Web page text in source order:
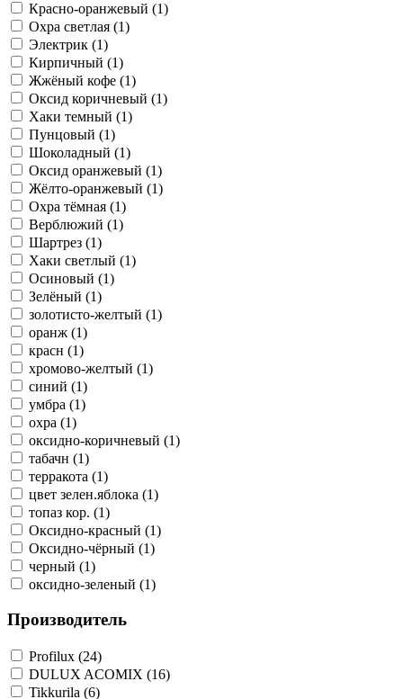
Красно-оранжевый (1)
Охра светлая (1)
Электрик (1)
Кирпичный (1)
Жжёный кофе (1)
Оксид коричневый (1)
Хаки темный (1)
Пунцовый (1)
Шоколадный (1)
Оксид оранжевый (1)
Жёлто-оранжевый (1)
Охра тёмная (1)
Верблюжий (1)
Шартрез (1)
Хаки светлый (1)
Осиновый (1)
Зелёный (1)
золотисто-желтый (1)
оранж (1)
красн (1)
хромово-желтый (1)
синий (1)
умбра (1)
охра (1)
оксидно-коричневый (1)
табачн (1)
терракота (1)
цвет зелен.яблока (1)
топаз кор. (1)
Оксидно-красный (1)
Оксидно-чёрный (1)
черный (1)
оксидно-зеленый (1)
Производитель
Profilux (24)
DULUX ACOMIX (16)
Tikkurila (6)